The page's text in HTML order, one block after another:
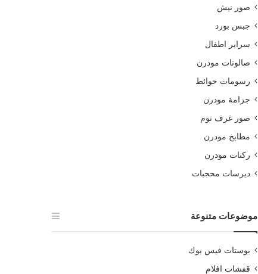
صور نيش
جبس بورد
سراير اطفال
صالونات مودرن
رسومات حوائط
جزامة مودرن
صور غرف نوم
مطابخ مودرن
ركنات مودرن
ديرسات محجبات
موضوعات متنوعة
بوستات فيس بوك
قفشات افلام